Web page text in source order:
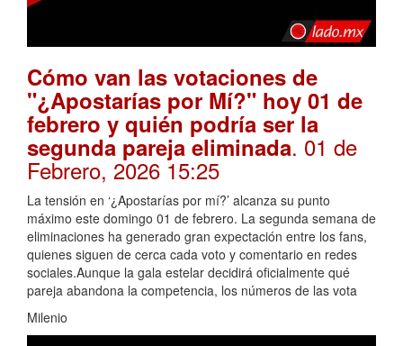
Cómo van las votaciones de
"¿Apostarías por Mí?" hoy 01 de
febrero y quién podría ser la
segunda pareja eliminada. 01 de
Febrero, 2026 15:25
La tensión en ‘¿Apostarías por mí?’ alcanza su punto
máximo este domingo 01 de febrero. La segunda semana de
eliminaciones ha generado gran expectación entre los fans,
quienes siguen de cerca cada voto y comentario en redes
sociales.Aunque la gala estelar decidirá oficialmente qué
pareja abandona la competencia, los números de las vota
Milenio